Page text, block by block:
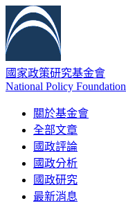
國家政策研究基金會
National Policy Foundation
關於基金會
全部文章
國政評論
國政分析
國政研究
最新消息